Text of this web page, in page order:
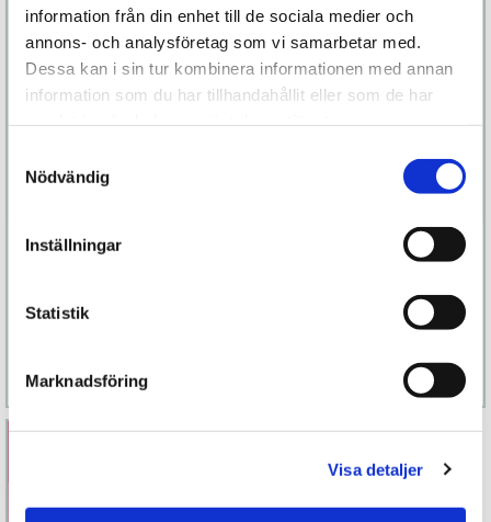
information från din enhet till de sociala medier och
annons- och analysföretag som vi samarbetar med.
Dessa kan i sin tur kombinera informationen med annan
information som du har tillhandahållit eller som de har
Nödvändig
Inställningar
Statistik
Marknadsföring
Visa detaljer
Niut Electric
Läs mer
Niut The Icon
Köp